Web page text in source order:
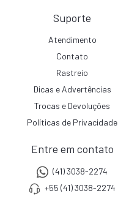
Suporte
Atendimento
Contato
Rastreio
Dicas e Advertências
Trocas e Devoluções
Políticas de Privacidade
Entre em contato
(41) 3038-2274
+55 (41) 3038-2274